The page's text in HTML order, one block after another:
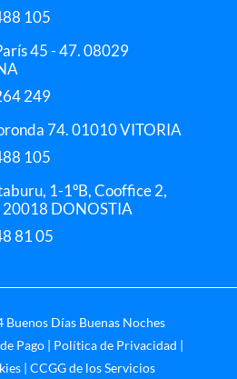
105
45 - 47. 08029
249
74. 01010 VITORIA
105
1-1ºB, Cooffice 2,
20018 DONOSTIA
81 05
Días Buenas Noches
Pago Política de Privacidad
| CCGG de los Servicios